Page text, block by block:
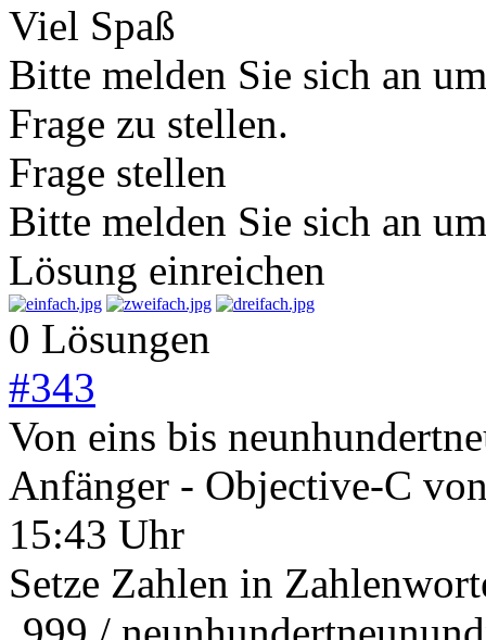
Viel Spaß
Bitte melden Sie sich an
Frage zu stellen.
Frage stellen
Bitte melden Sie sich an
Lösung einreichen
0 Lösungen
#343
Von eins bis
Anfänger - Objective-C
15:43 Uhr
Setze Zahlen in